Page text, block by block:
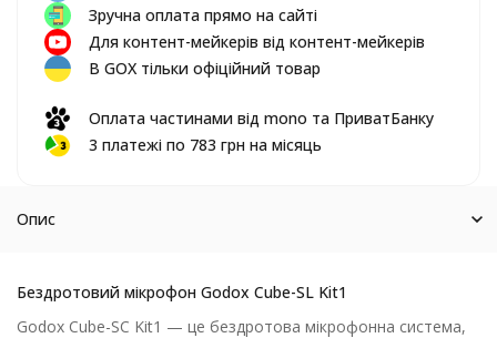
Зручна оплата прямо на сайті
Для контент-мейкерів від контент-мейкерів
В GOX тільки офіційний товар
Оплата частинами від mono та ПриватБанку
3 платежі по 783 грн на місяць
Опис
Бездротовий мікрофон Godox Cube-SL Kit1
Godox Cube-SC Kit1 — це бездротова мікрофонна система,